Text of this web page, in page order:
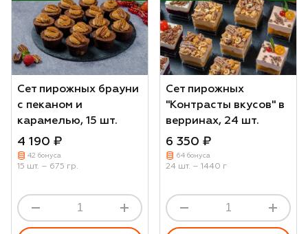
Сет пирожных брауни
с пеканом и
карамелью, 15 шт.
4 190 ₽
42 бонуса
15 шт. – 675 гр.
Сет пирожных
"Контрасты вкусов" в
верринах, 24 шт.
6 350 ₽
64 бонуса
24 шт. – 1440 г